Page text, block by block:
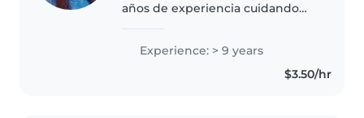
años de experiencia cuidando
pequeños. Soy conocida por ser
responsable, amigable y
empática. Puedo ayudar con
Experience: > 9 years
$3.50/hr